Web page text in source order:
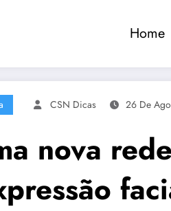
Home
CSN Dicas 26 De
nova